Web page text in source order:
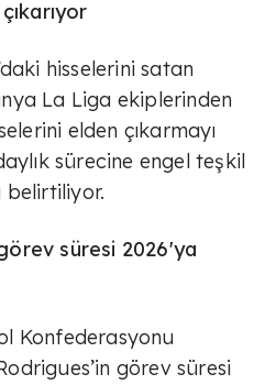
hisselerini satan
La Liga ekiplerinden
elden çıkarmayı
sürecine engel teşkil
belirtiliyor.
süresi 2026'ya
Konfederasyonu
görev süresi